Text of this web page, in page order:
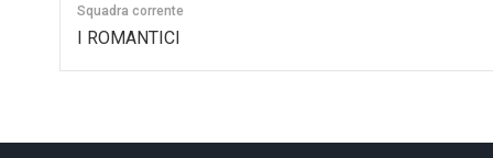
Squadra corrente
I ROMANTICI